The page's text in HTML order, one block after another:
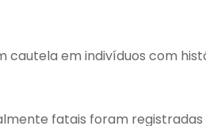
cautela em indivíduos com
fatais foram